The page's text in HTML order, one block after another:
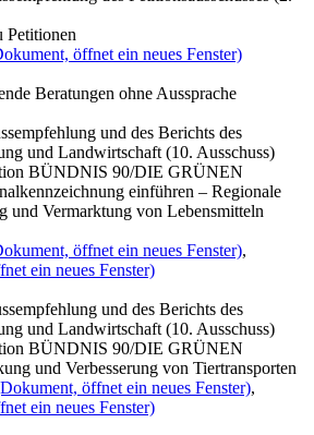
Petitionen
öffnet ein neues Fenster)
Beratungen ohne Aussprache
und des Berichts des
und Landwirtschaft (10. Ausschuss)
BÜNDNIS 90/DIE GRÜNEN
einführen – Regionale
und Vermarktung von Lebensmitteln
öffnet ein neues Fenster),
ein neues Fenster)
und des Berichts des
und Landwirtschaft (10. Ausschuss)
BÜNDNIS 90/DIE GRÜNEN
und Verbesserung von Tiertransporten
öffnet ein neues Fenster),
ein neues Fenster)